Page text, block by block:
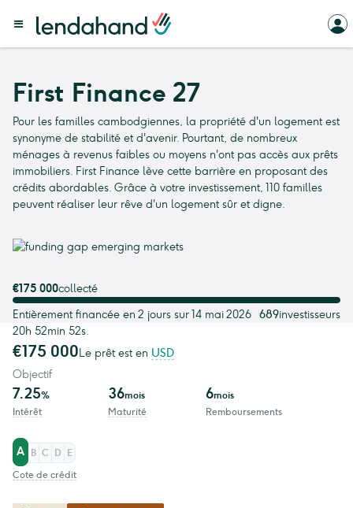
First Finance 27
Pour les familles cambodgiennes, la propriété d'un logement est
synonyme de stabilité et d'avenir. Pourtant, de nombreux
ménages à revenus faibles ou moyens n'ont pas accès aux prêts
immobiliers. First Finance lève cette barrière en proposant des
crédits abordables. Grâce à votre investissement, 110 familles
peuvent réaliser leur rêve d'un logement sûr et digne.
€175 000collecté
Entièrement financée en 2 jours sur 14 mai 2026
20h 52min 52s.
689investisseurs
€175 000Le prêt est en USD
Objectif
7.25%
Intérêt
36mois
Maturité
6mois
Remboursements
A B C D
E
Cote de crédit